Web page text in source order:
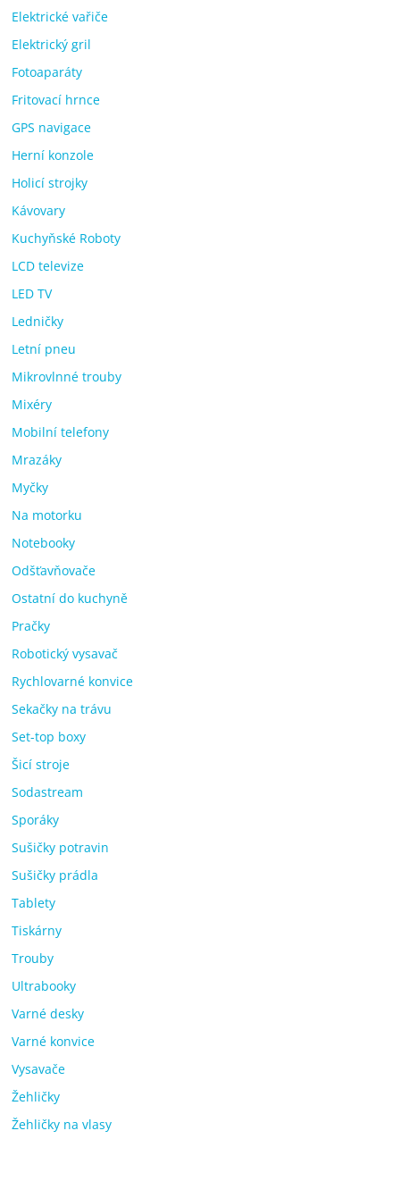
Elektrické vařiče
Elektrický gril
Fotoaparáty
Fritovací hrnce
GPS navigace
Herní konzole
Holicí strojky
Kávovary
Kuchyňské Roboty
LCD televize
LED TV
Ledničky
Letní pneu
Mikrovlnné trouby
Mixéry
Mobilní telefony
Mrazáky
Myčky
Na motorku
Notebooky
Odšťavňovače
Ostatní do kuchyně
Pračky
Robotický vysavač
Rychlovarné konvice
Sekačky na trávu
Set-top boxy
Šicí stroje
Sodastream
Sporáky
Sušičky potravin
Sušičky prádla
Tablety
Tiskárny
Trouby
Ultrabooky
Varné desky
Varné konvice
Vysavače
Žehličky
Žehličky na vlasy